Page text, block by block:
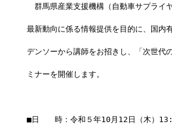
群馬県産業支援機構（自動車サプライ
最新動向に係る情報提供を目的に、国内
デンソーから講師をお招きし、「次世代
ミナーを開催します。
■日　　時：令和５年10月12日（木）